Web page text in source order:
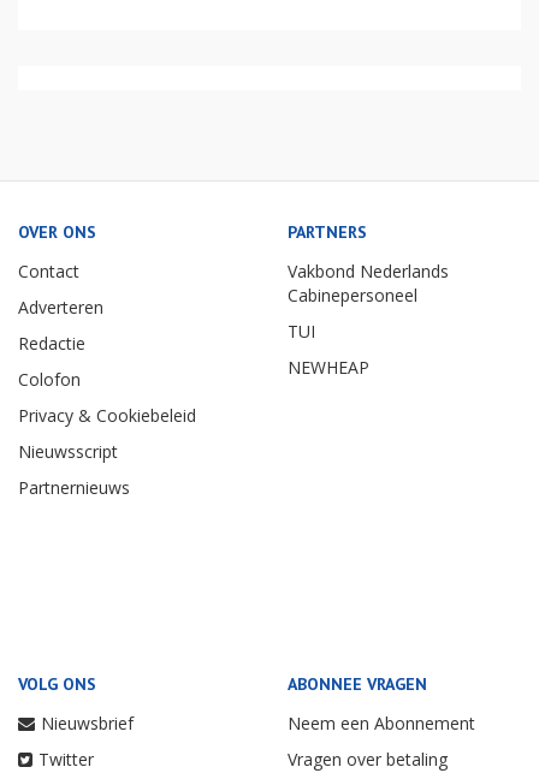
OVER ONS
Contact
Adverteren
Redactie
Colofon
Privacy & Cookiebeleid
Nieuwsscript
Partnernieuws
PARTNERS
Vakbond Nederlands
Cabinepersoneel
TUI
NEWHEAP
VOLG ONS
Nieuwsbrief
Twitter
ABONNEE VRAGEN
Neem een Abonnement
Vragen over betaling